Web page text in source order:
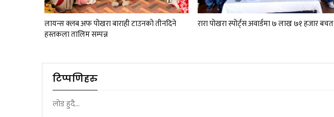
लायन्स क्लब अफ पोखरा बाराही टाउनको तीनदिने
हस्तकला तालिम सम्पन्न
रारा पोखरा स्पोर्ट्स अवार्डमा ७ लाख ७१ हजार बचत
टिप्पणिहरु
लोड हुदै...